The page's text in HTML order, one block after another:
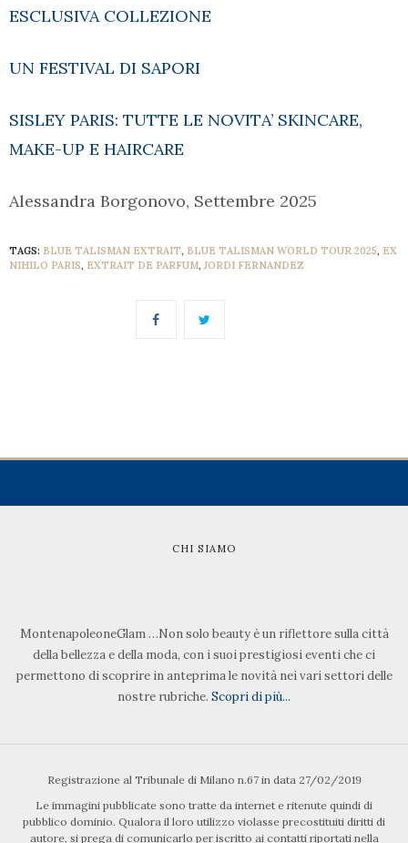
ESCLUSIVA COLLEZIONE
UN FESTIVAL DI SAPORI
SISLEY PARIS: TUTTE LE NOVITA’ SKINCARE,
MAKE-UP E HAIRCARE
Alessandra Borgonovo, Settembre 2025
TAGS: BLUE TALISMAN EXTRAIT, BLUE TALISMAN WORLD TOUR 2025, EX
NIHILO PARIS, EXTRAIT DE PARFUM, JORDI FERNANDEZ
CHI SIAMO
MontenapoleoneGlam …Non solo beauty è un riflettore sulla città
della bellezza e della moda, con i suoi prestigiosi eventi che ci
permettono di scoprire in anteprima le novità nei vari settori delle
nostre rubriche. Scopri di più...
Registrazione al Tribunale di Milano n.67 in data 27/02/2019
Le immagini pubblicate sono tratte da internet e ritenute quindi di
pubblico dominio. Qualora il loro utilizzo violasse precostituiti diritti di
autore, si prega di comunicarlo per iscritto ai contatti riportati nella